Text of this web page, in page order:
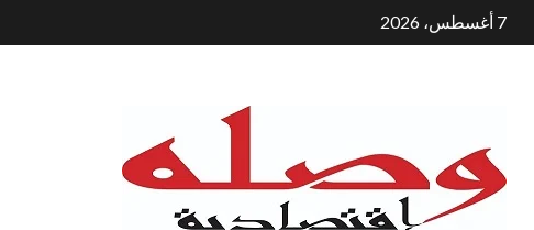
التجاوز
إلى
7 أغسطس، 2026